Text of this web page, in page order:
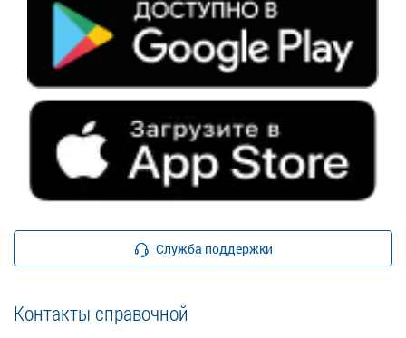
Служба поддержки
Контакты справочной